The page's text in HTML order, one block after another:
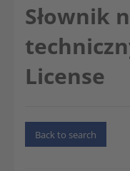
Słownik
License
Back to search